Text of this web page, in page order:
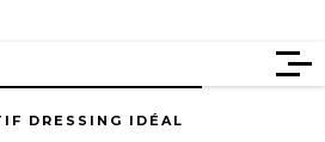
DRESSING IDÉAL